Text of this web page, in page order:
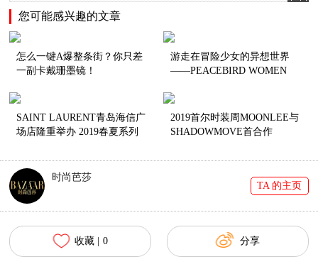
您可能感兴趣的文章
怎么一键A爆整条街？你只差
一副卡戴珊墨镜！
游走在冒险少女的异想世界
——PEACEBIRD WOMEN
间
SAINT LAURENT青岛海信广
场店隆重举办 2019春夏系列
2019首尔时装周MOONLEE与
SHADOWMOVE首合作
时尚芭莎
TA 的主页
收藏 | 0 分享